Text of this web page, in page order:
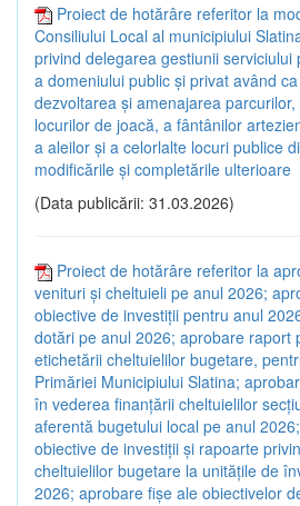
Proiect de hotărâre referitor la
Consiliului Local al municipiului
privind delegarea gestiunii
a domeniului public și privat având
dezvoltarea și amenajarea
locurilor de joacă, a fântânilor
a aleilor și a celorlalte locuri publice
modificările și completările ulterioare
(Data publicării: 31.03.2026)
Proiect de hotărâre referitor la
venituri și cheltuieli pe anul 2026;
obiective de investiții pentru anul
dotări pe anul 2026; aprobare raport
etichetării cheltuielilor bugetare,
Primăriei Municipiului Slatina;
în vederea finanțării cheltuielilor
aferentă bugetului local pe anul
obiective de investiții și rapoarte
cheltuielilor bugetare la unitățile de
2026; aprobare fișe ale obiectivelor